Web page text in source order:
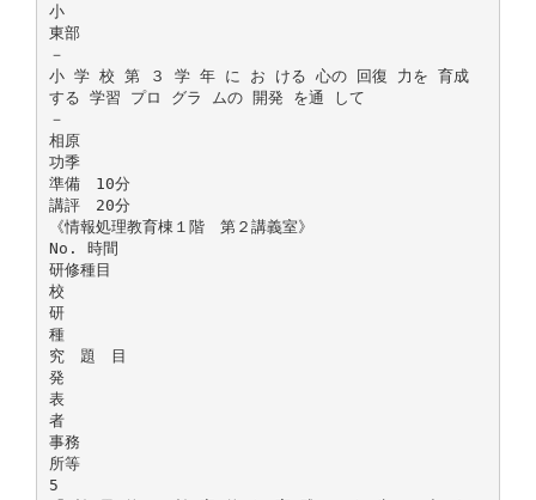
小
東部
－
小 学 校 第 ３ 学 年 に お ける 心の 回復 力を 育成
する 学習 プロ グラ ムの 開発 を通 して
－
相原
功季
準備 10分
講評 20分
《情報処理教育棟１階 第２講義室》
No. 時間
研修種目
校
研
種
究 題 目
発
表
者
事務
所等
5